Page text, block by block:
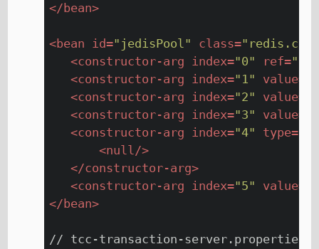
</ bean>
<bean id="jedisPool" class=
<constructor-arg index="0" ref=
<constructor-arg index="1" value=
<constructor-arg index="2" value=
<constructor-arg index="3" value=
<constructor-arg index="4" type=
<null/>
</constructor-arg>
<constructor-arg index="5" value=
</ bean>
// tcc-transaction-server.properties